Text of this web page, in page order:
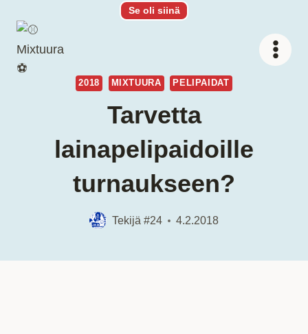
sisältöön
Se oli siinä
2018 MIXTUURA PELIPAIDAT
Tarvetta
lainapelipaidoille
turnaukseen?
Tekijä #24 4.2.2018